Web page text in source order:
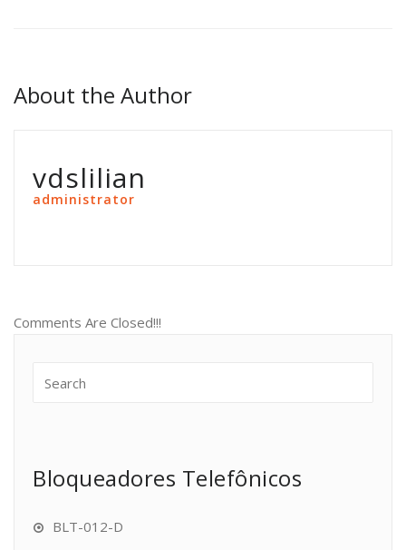
About the Author
vdslilian
administrator
Comments Are Closed!!!
Bloqueadores Telefônicos
BLT-012-D